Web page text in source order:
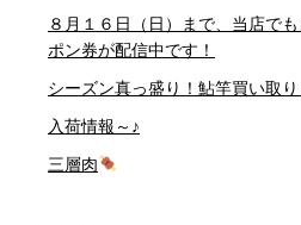
８月１６日（日）まで、当店で
ポン券が配信中です！
シーズン真っ盛り！鮎竿買い取り
入荷情報～♪
三層肉